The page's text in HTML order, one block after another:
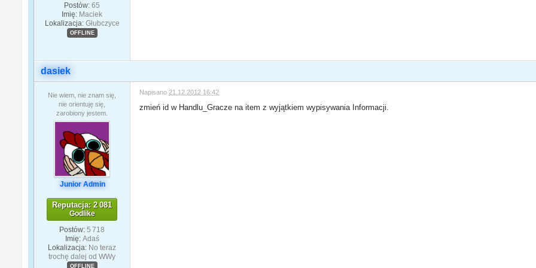
Postów: 65
Imię: Maciek
Lokalizacja: Głubczyce
OFFLINE
dasiek
Nie wiem, nie znam się,
nie orientuję się,
zarobiony jestem.
Junior Admin
Reputacja: 2 081
Godlike
Postów: 5 718
Imię: Adaś
Lokalizacja: No teraz
trochę dalej od WWy
OFFLINE
Napisano 21.12.2012 16:42
zmień id w Handlu_Gracze na item z wyjątkiem wypisywania Informacji.